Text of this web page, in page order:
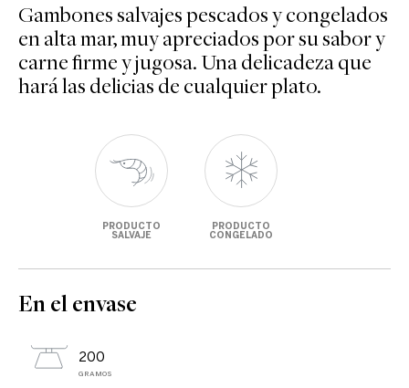
Gambones salvajes pescados y congelados
en alta mar, muy apreciados por su sabor y
carne firme y jugosa. Una delicadeza que
hará las delicias de cualquier plato.
PRODUCTO
SALVAJE
PRODUCTO
CONGELADO
En el envase
200
GRAMOS